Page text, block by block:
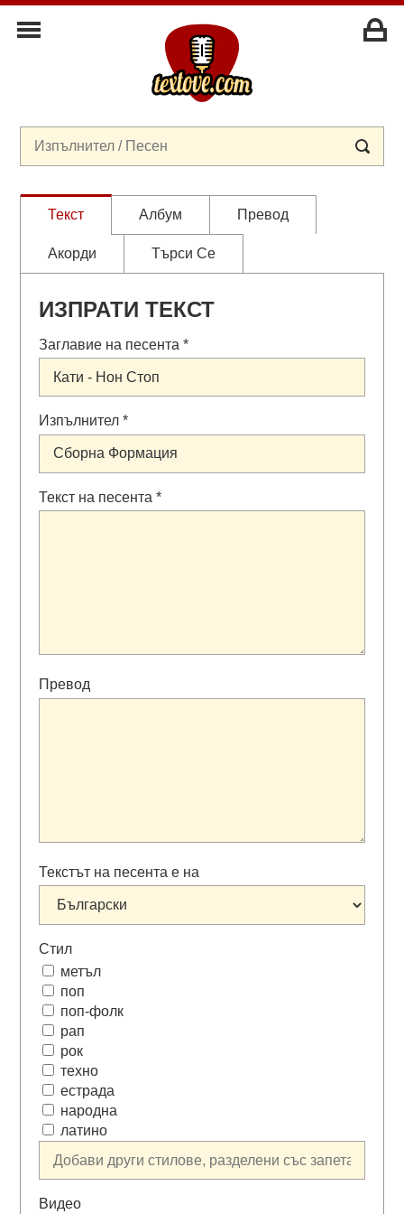
Текст Албум Превод
Акорди Търси Се
ИЗПРАТИ ТЕКСТ
Заглавие на песента *
Изпълнител *
Текст на песента *
Превод
Текстът на песента е на
Стил
метъл
поп
поп-фолк
рап
рок
техно
естрада
народна
латино
Видео